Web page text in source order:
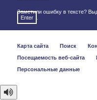
Заметили ошибку в тексте?
Enter
Карта сайта Поиск
Посещаемость веб-сайта
Персональные данные